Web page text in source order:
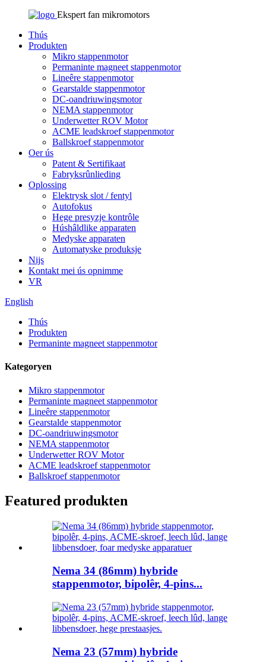
Ekspert fan mikromotors
Thús
Produkten
Mikro stappenmotor
Permaninte magneet stappenmotor
Lineêre stappenmotor
Gearstalde stappenmotor
DC-oandriuwingsmotor
NEMA stappenmotor
Underwetter ROV Motor
ACME leadskroef stappenmotor
Ballskroef stappenmotor
Oer ús
Patent & Sertifikaat
Fabryksrûnlieding
Oplossing
Elektrysk slot / fentyl
Autofokus
Hege presyzje kontrôle
Húshâldlike apparaten
Medyske apparaten
Automatyske produksje
Nijs
Kontakt mei ús opnimme
VR
English
Thús
Produkten
Permaninte magneet stappenmotor
Kategoryen
Mikro stappenmotor
Permaninte magneet stappenmotor
Lineêre stappenmotor
Gearstalde stappenmotor
DC-oandriuwingsmotor
NEMA stappenmotor
Underwetter ROV Motor
ACME leadskroef stappenmotor
Ballskroef stappenmotor
Featured produkten
Nema 34 (86mm) hybride
stappenmotor, bipolêr, 4-pins...
Nema 23 (57mm) hybride